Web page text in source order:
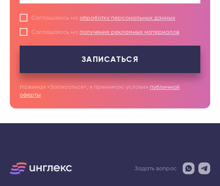
Соглашаюсь на обработку персональных данных
Соглашаюсь на получение рекламных материалов
ЗАПИСАТЬСЯ
Нажимая «Записаться», я принимаю условия публичной
оферты
Задать вопрос